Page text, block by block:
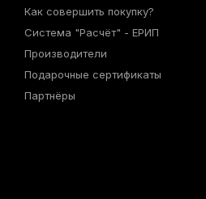
Как совершить покупку?
Система "Расчёт" - ЕРИП
Производители
Подарочные сертификаты
Партнёры